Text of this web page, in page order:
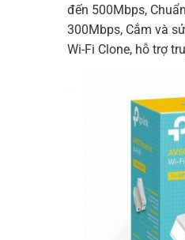
đến 500Mbps,
300Mbps, Cắm và
Wi-Fi Clone, hỗ trợ